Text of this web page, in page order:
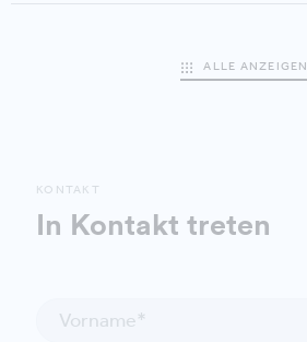
ALLE ANZEIGEN
KONTAKT
In Kontakt treten